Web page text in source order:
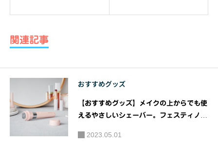
リオン」
での展
示・公開
江⼾扇子
と江⼾切
関連記事
おすすめグッズ
【おすすめグッズ】メイクの上からでも使
えるやさしいシェーバー。フェスティノ
新発売｜ウィナーズ株式会社
2023.05.01